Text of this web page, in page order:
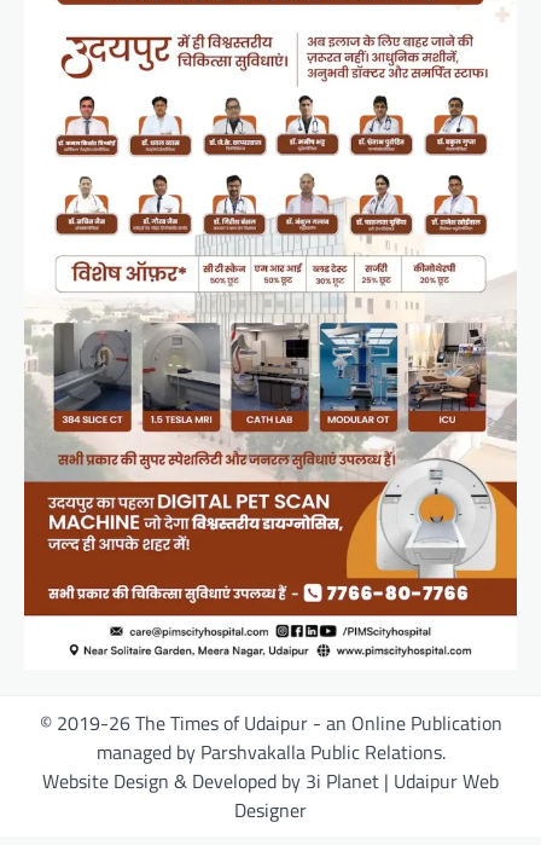
© 2019-26 The Times of Udaipur - an Online Publication
managed by Parshvakalla Public Relations.
Website Design & Developed by 3i Planet | Udaipur Web
Designer